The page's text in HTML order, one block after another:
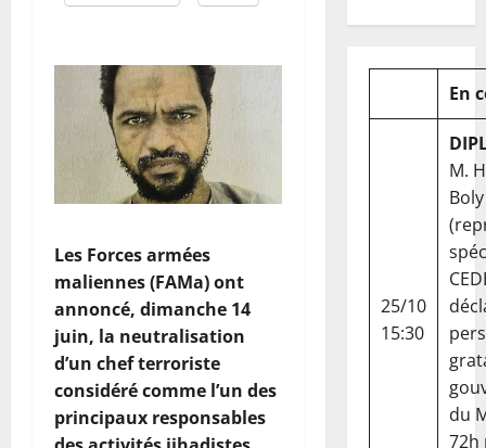
Les Forces armées
maliennes (FAMa) ont
annoncé, dimanche 14
juin, la neutralisation
d’un chef terroriste
considéré comme l’un des
principaux responsables
En
25/10
15:30
M.
Boly
du
72h